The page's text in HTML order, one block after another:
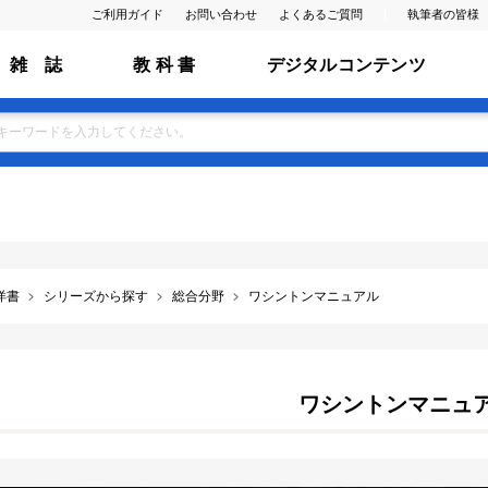
ご利用ガイド お問い合わせ よくあるご質問 執筆者の皆様
雑 誌 教 科 書 デジタルコンテンツ
書 シリーズから探す 総合分野 ワシントンマニュアル
ワシントンマニュ